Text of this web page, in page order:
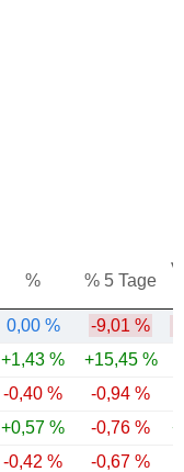
% % 5 Tage
0,00 % -9,01 %
+1,43 % +15,45 %
-0,40 % -0,94 %
+0,57 % -0,76 %
-0,42 % -0,67 %